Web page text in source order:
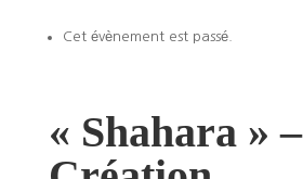
Cet évènement est passé.
« Shahara » –